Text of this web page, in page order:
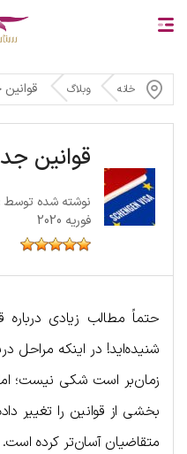
خانه وبلاگ
قوانین
نوشته شده توسط :
فوریه 2020
حتماً مطالب زیادی درباره
شنیده‌اید! در اینکه
زمان‌بر است شکی نیست؛
بخشی از قوانین را تغییر
متقاضیان آسان‌تر کرده